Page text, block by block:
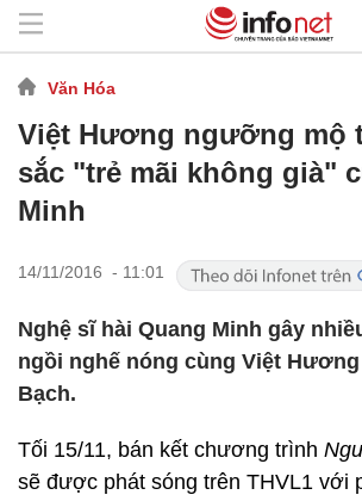
Văn Hóa
Việt Hương ngưỡng mộ
sắc "trẻ mãi không già"
Minh
14/11/2016 - 11:01
Nghệ sĩ hài Quang Minh gây
ngồi nghế nóng cùng Việt Hương
Bạch.
Tối 15/11, bán kết chương trình
sẽ được phát sóng trên THVL1 với